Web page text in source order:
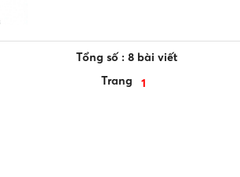
Tổng số : 8 bài viết
Trang
1